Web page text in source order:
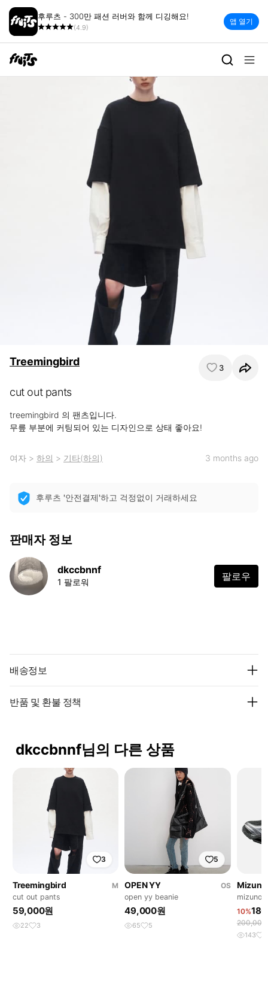
후루츠 - 300만 패션 러버와 함께 디깅해요!
(4.9)
앱 열기
Treemingbird 3
cut out pants
treemingbird 의 팬츠입니다.
무릎 부분에 커팅되어 있는 디자인으로 상태 좋아요!
여자 > 하의 > 기타(하의) 3 months ago
후루츠 '안전결제'하고 걱정없이 거래하세요
판매자 정보
dkccbnnf
1 팔로워 팔로우
배송정보
반품 및 환불 정책
dkccbnnf님의 다른 상품
3
Treemingbird
M
cut out pants
59,000원
22 3
5
OPEN YY
OS
open yy beanie
49,000원
65 5
Mizuno
mizuno
10%
200,000
143